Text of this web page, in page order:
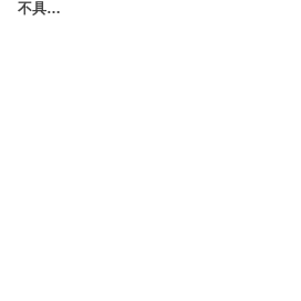
不具…